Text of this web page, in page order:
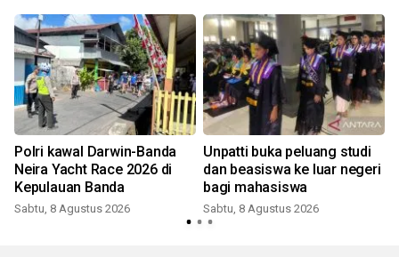
Polri kawal Darwin-Banda
Neira Yacht Race 2026 di
Kepulauan Banda
Sabtu, 8 Agustus 2026
Unpatti buka peluang studi
dan beasiswa ke luar negeri
bagi mahasiswa
Sabtu, 8 Agustus 2026